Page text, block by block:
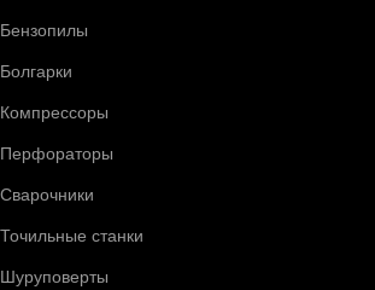
Бензопилы
Болгарки
Компрессоры
Перфораторы
Сварочники
Точильные станки
Шуруповерты